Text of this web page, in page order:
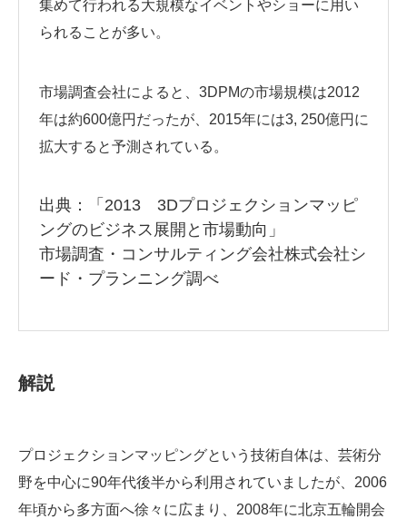
集めて行われる大規模なイベントやショーに用い
られることが多い。
市場調査会社によると、3DPMの市場規模は2012
年は約600億円だったが、2015年には3, 250億円に
拡大すると予測されている。
出典：「 2013 3Dプロジェクションマッピ
ングのビジネス展開と市場動向 」
市場調査・コンサルティング会社株式会社シ
ード・プランニング調べ
解説
プロジェクションマッピングという技術自体は、芸術分
野を中心に90年代後半から利用されていましたが、2006
年頃から多方面へ徐々に広まり、2008年に北京五輪開会